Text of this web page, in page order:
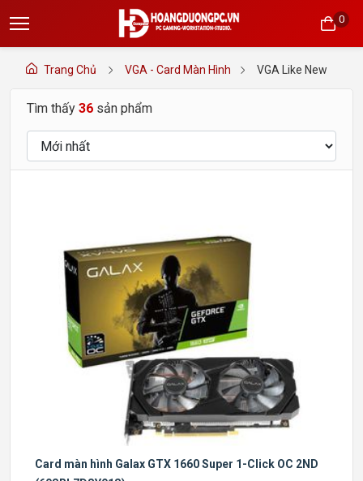
0
Trang Chủ VGA - Card Màn Hình VGA Like New
Tìm thấy 36 sản phẩm
Card màn hình Galax GTX 1660 Super 1-Click OC 2ND